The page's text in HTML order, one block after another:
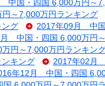
中国・四国 6,000万円～
～7,000万円ランキング
ング
2017年09月 中国
中国・四国 6,000万円
円～7,000万円ランキン
キング
2017年02月
年12月 中国・四国